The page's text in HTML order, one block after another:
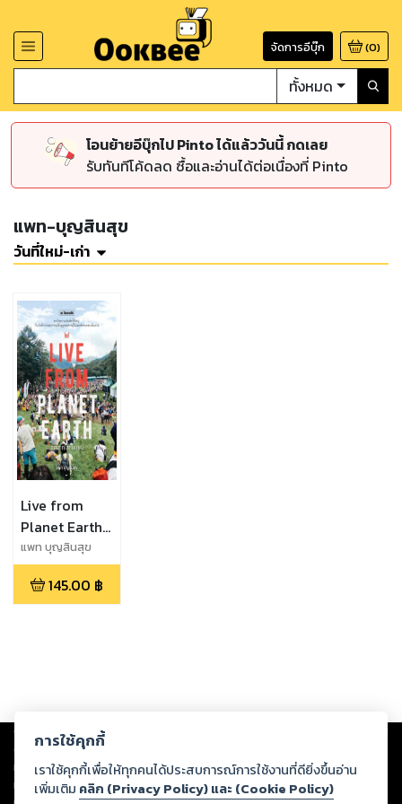
จัดการอีบุ๊ก (0)
ทั้งหมด
โอนย้ายอีบุ๊กไป Pinto ได้แล้ววันนี้ กดเลย
รับทันทีโค้ดลด ซื้อและอ่านได้ต่อเนื่องที่ Pinto
แพท-บุญสินสุข
วันที่ใหม่-เก่า
Live from
Planet Earth
สดจากโลก
มนุษย์
แพท บุญสินสุข
145.00 ฿
Copyright © 2026
ต่อผลงานหรือเนื้อหาใดที่อัปโหลดผ่านเว็บไซต์และปรากฏว่าละเมิดสิทธิใน
ทรัพย์สินทางปัญญาของบุคคลอื่นหรือขัดต่อกฎหมายและศีลธรรม ดังนั้น ผู้อ่าน
ทุกท่านโปรดใช้วิจารณญาณในการกลั่นกรองด้วยตนเอง และหากท่านพบว่าส่วน
การใช้คุกกี้
เราใช้คุกกี้เพื่อให้ทุกคนได้ประสบการณ์การใช้งานที่ดียิ่งขึ้นอ่าน
เพิ่มเติม คลิก (Privacy Policy) และ (Cookie Policy)